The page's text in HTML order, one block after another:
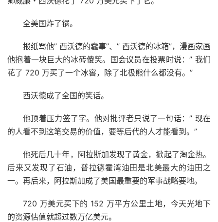
全美国炸了锅。
报纸骂他” 西沃德的蠢事”、” 西沃德的冰箱”，漫画家画
他抱着一块巨大的冰砖傻笑。国会议员在投票时说：” 我们
花了 720 万买了一个冰窖，除了北极熊什么都没有。”
西沃德成了全国的笑话。
他顶着压力签了字。他对批评者只说了一句话：” 现在
的人看不到这笔交易的价值，要等后代的人才能看到。”
他死后几十年，阿拉斯加发现了黄金，掀起了淘金热。
后来又发现了石油，普拉德霍湾油田是北美最大的油田之
一。再后来，阿拉斯加成了美国最重要的军事战略要地。
720 万美元买下的 152 万平方公里土地，今天光地下
的资源估值就超过数万亿美元。